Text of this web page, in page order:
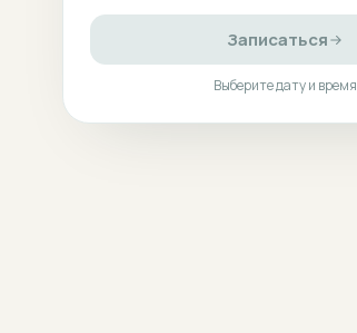
Записаться
Выберите дату и время